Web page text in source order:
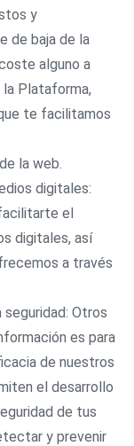
y
de baja de la
alguno a
Plataforma,
te facilitamos
la web.
digitales:
el
digitales, así
a través
Otros
es para
de nuestros
el desarrollo
de tus
y prevenir